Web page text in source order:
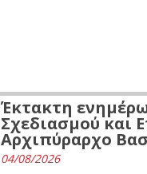
Έκτακτη
Σχεδιασμού και
Αρχιπύραρχο
04/08/2026